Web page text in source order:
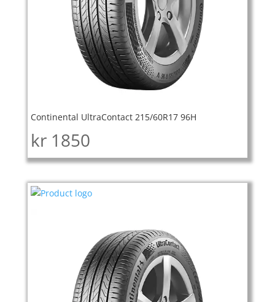
Continental UltraContact 215/60R17 96H
kr 1850